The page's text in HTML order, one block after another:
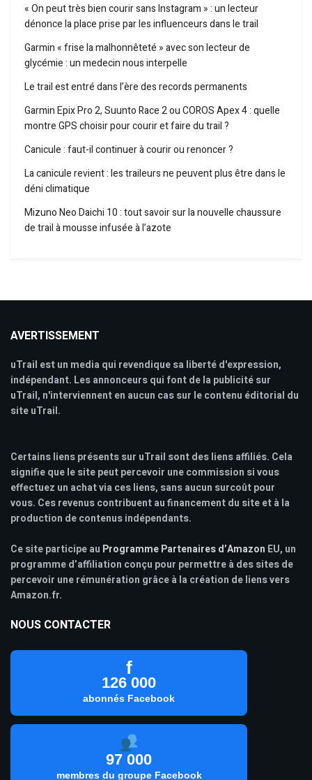
« On peut très bien courir sans Instagram » : un lecteur
dénonce la place prise par les influenceurs dans le trail
Garmin « frise la malhonnêteté » avec son lecteur de
glycémie : un medecin nous interpelle
Le trail est entré dans l’ère des records permanents
Garmin Epix Pro 2, Suunto Race 2 ou COROS Apex 4 : quelle
montre GPS choisir pour courir et faire du trail ?
Canicule : faut-il continuer à courir ou renoncer ?
La canicule revient : les traileurs ne peuvent plus être dans le
déni climatique
Mizuno Neo Daichi 10 : tout savoir sur la nouvelle chaussure
de trail à mousse infusée à l’azote
AVERTISSEMENT
uTrail est un media qui revendique sa liberté d'expression,
indépendant. Les annonceurs qui font de la publicité sur
uTrail, n'interviennent en aucun cas sur le contenu éditorial du
site uTrail.
Certains liens présents sur uTrail sont des liens affiliés. Cela
signifie que le site peut percevoir une commission si vous
effectuez un achat via ces liens, sans aucun surcoût pour
vous. Ces revenus contribuent au financement du site et à la
production de contenus indépendants.
Ce site participe au Programme Partenaires d’Amazon EU, un
programme d’affiliation conçu pour permettre à des sites de
percevoir une rémunération grâce à la création de liens vers
Amazon.fr.
NOUS CONTACTER
f
126 000
abonnés Facebook
97 000
membres du groupe Facebook